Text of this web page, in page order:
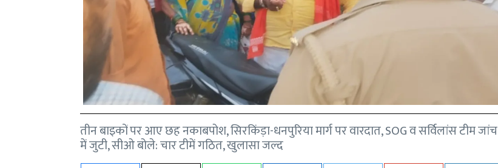
तीन बाइकों पर आए छह नकाबपोश, सिरकिंड़ा-धनपुरिया मार्ग पर वारदात, SOG व सर्विलांस टीम जांच
में जुटी, सीओ बोले: चार टीमें गठित, खुलासा जल्द